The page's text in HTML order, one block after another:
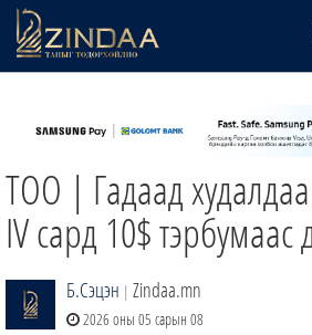
ТВ8
ӨГЛӨӨНИЙ СОНИН
АУДИО ЗОХИОЛ
ЗИНДАА СЭТГҮҮЛ
ТОО | Гадаад
IV сард 10$ тэрбумаас
Б.Сэцэн | Zindaa.mn
2026 оны 05 сарын 08